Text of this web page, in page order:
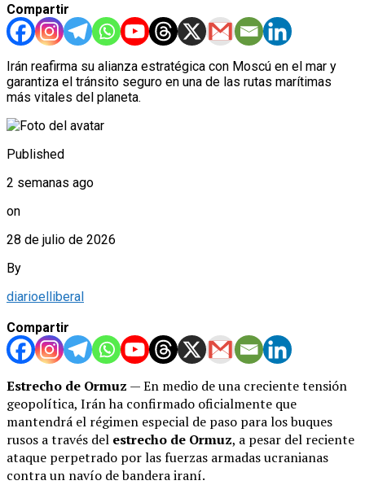
Compartir
Irán reafirma su alianza estratégica con Moscú en el mar y
garantiza el tránsito seguro en una de las rutas marítimas
más vitales del planeta.
Published
2 semanas ago
on
28 de julio de 2026
By
diarioelliberal
Compartir
Estrecho de Ormuz — En medio de una creciente tensión
geopolítica, Irán ha confirmado oficialmente que
mantendrá el régimen especial de paso para los buques
rusos a través del estrecho de Ormuz, a pesar del reciente
ataque perpetrado por las fuerzas armadas ucranianas
contra un navío de bandera iraní.